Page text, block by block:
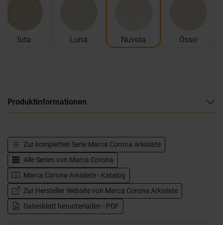
Iuta Luna Nuvola Osso
Produktinformationen
Zur kompletten Serie Marca Corona Arkislate
Alle Serien von Marca Corona
Marca Corona Arkislate - Katalog
Zur Hersteller Website von Marca Corona Arkislate
Datenblatt herunterladen - PDF